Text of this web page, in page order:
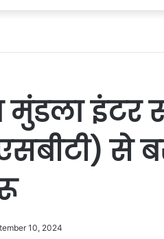
मुंडला इंटर
से
10, 2024